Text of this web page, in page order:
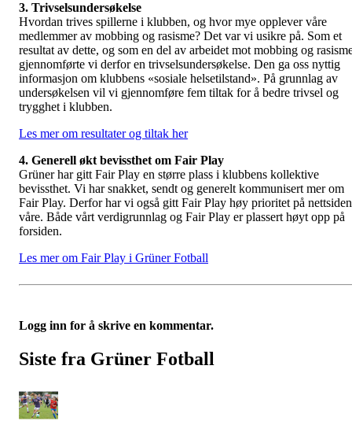
3. Trivselsundersøkelse
Hvordan trives spillerne i klubben, og hvor mye opplever våre
medlemmer av mobbing og rasisme? Det var vi usikre på. Som et
resultat av dette, og som en del av arbeidet mot mobbing og
gjennomførte vi derfor en trivselsundersøkelse. Den ga oss nyttig
informasjon om klubbens «sosiale helsetilstand». På grunnlag av
undersøkelsen vil vi gjennomføre fem tiltak for å bedre trivsel og
trygghet i klubben.
Les mer om resultater og tiltak her
4. Generell økt bevissthet om Fair Play
Grüner har gitt Fair Play en større plass i klubbens kollektive
bevissthet. Vi har snakket, sendt og generelt kommunisert mer om
Fair Play. Derfor har vi også gitt Fair Play høy prioritet på
våre. Både vårt verdigrunnlag og Fair Play er plassert høyt opp på
forsiden.
Les mer om Fair Play i Grüner Fotball
Logg inn for å skrive en kommentar.
Siste fra Grüner Fotball